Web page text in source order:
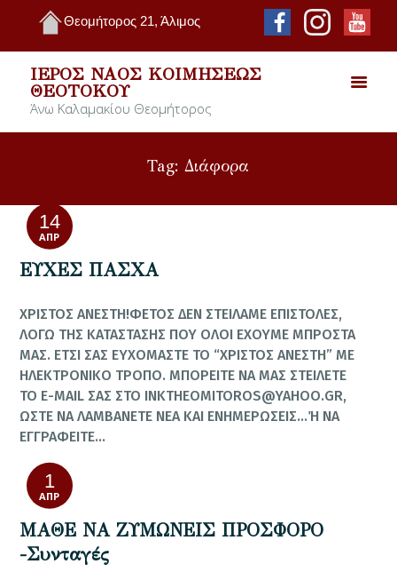
Θεομήτορος 21, Άλιμος
ΙΕΡΌΣ ΝΑΌΣ ΚΟΙΜΉΣΕΩΣ
ΘΕΟΤΌΚΟΥ
Άνω Καλαμακίου Θεομήτορος
Tag: Διάφορα
14
ΑΠΡ
ΕΥΧΕΣ ΠΑΣΧΑ
ΧΡΙΣΤΟΣ ΑΝΕΣΤΗ!ΦΕΤΟΣ ΔΕΝ ΣΤΕΙΛΑΜΕ ΕΠΙΣΤΟΛΕΣ,
ΛΟΓΩ ΤΗΣ ΚΑΤΑΣΤΑΣΗΣ ΠΟΥ ΟΛΟΙ ΕΧΟΥΜΕ ΜΠΡΟΣΤΑ
ΜΑΣ. ΕΤΣΙ ΣΑΣ ΕΥΧΟΜΑΣΤΕ ΤΟ “ΧΡΙΣΤΟΣ ΑΝΕΣΤΗ” ΜΕ
ΗΛΕΚΤΡΟΝΙΚΟ ΤΡΟΠΟ. ΜΠΟΡΕΙΤΕ ΝΑ ΜΑΣ ΣΤΕΙΛΕΤΕ
ΤΟ E-MAIL ΣΑΣ ΣΤΟ INKTHEOMITOROS@YAHOO.GR,
ΩΣΤΕ ΝΑ ΛΑΜΒΑΝΕΤΕ ΝΕΑ ΚΑΙ ΕΝΗΜΕΡΩΣΕΙΣ…Ή ΝΑ
ΕΓΓΡΑΦΕΙΤΕ…
1
ΑΠΡ
ΜΑΘΕ ΝΑ ΖΥΜΩΝΕΙΣ ΠΡΟΣΦΟΡΟ
-Συνταγές